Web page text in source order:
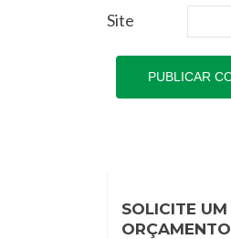
Site
SOLICITE UM
ORÇAMENTO